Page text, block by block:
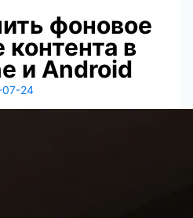
фоновое
в
и Android
24